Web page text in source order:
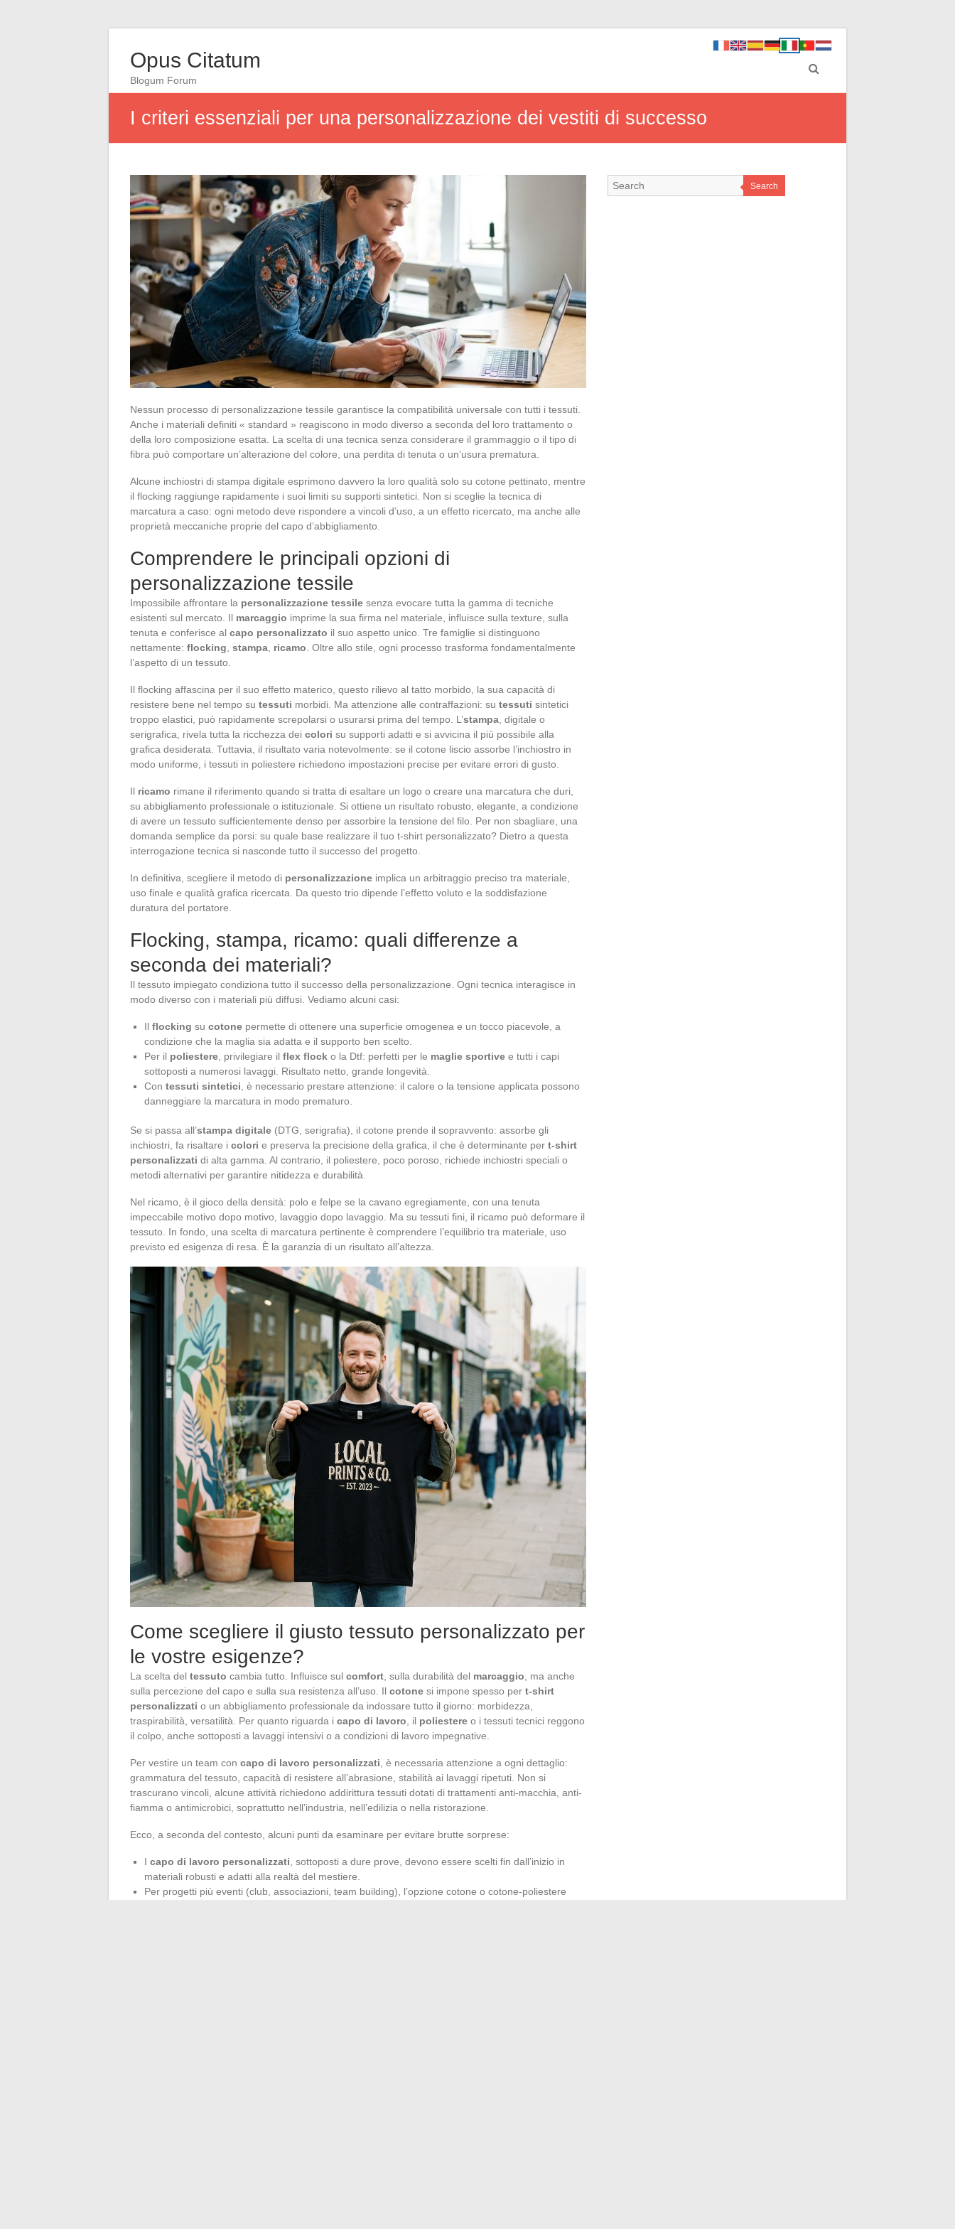
Opus Citatum
Blogum Forum
I criteri essenziali per una personalizzazione dei vestiti di successo
Nessun processo di personalizzazione tessile garantisce la compatibilità universale con tutti i tessuti.
Anche i materiali definiti « standard » reagiscono in modo diverso a seconda del loro trattamento o
della loro composizione esatta. La scelta di una tecnica senza considerare il grammaggio o il tipo di
fibra può comportare un’alterazione del colore, una perdita di tenuta o un’usura prematura.
Alcune inchiostri di stampa digitale esprimono davvero la loro qualità solo su cotone pettinato, mentre
il flocking raggiunge rapidamente i suoi limiti su supporti sintetici. Non si sceglie la tecnica di
marcatura a caso: ogni metodo deve rispondere a vincoli d’uso, a un effetto ricercato, ma anche alle
proprietà meccaniche proprie del capo d’abbigliamento.
Comprendere le principali opzioni di
personalizzazione tessile
Impossibile affrontare la personalizzazione tessile senza evocare tutta la gamma di tecniche
esistenti sul mercato. Il marcaggio imprime la sua firma nel materiale, influisce sulla texture, sulla
tenuta e conferisce al capo personalizzato il suo aspetto unico. Tre famiglie si distinguono
nettamente: flocking stampa ricamo . Oltre allo stile, ogni processo trasforma fondamentalmente
l’aspetto di un tessuto.
Il flocking affascina per il suo effetto materico, questo rilievo al tatto morbido, la sua capacità di
resistere bene nel tempo su tessuti morbidi. Ma attenzione alle contraffazioni: su tessuti sintetici
troppo elastici, può rapidamente screpolarsi o usurarsi prima del tempo. L’stampa , digitale o
serigrafica, rivela tutta la ricchezza dei colori su supporti adatti e si avvicina il più possibile alla
grafica desiderata. Tuttavia, il risultato varia notevolmente: se il cotone liscio assorbe l’inchiostro in
modo uniforme, i tessuti in poliestere richiedono impostazioni precise per evitare errori di gusto.
Il ricamo rimane il riferimento quando si tratta di esaltare un logo o creare una marcatura che duri,
su abbigliamento professionale o istituzionale. Si ottiene un risultato robusto, elegante, a condizione
di avere un tessuto sufficientemente denso per assorbire la tensione del filo. Per non sbagliare, una
domanda semplice da porsi: su quale base realizzare il tuo t-shirt personalizzato? Dietro a questa
interrogazione tecnica si nasconde tutto il successo del progetto.
In definitiva, scegliere il metodo di personalizzazione implica un arbitraggio preciso tra materiale,
uso finale e qualità grafica ricercata. Da questo trio dipende l’effetto voluto e la soddisfazione
duratura del portatore.
Flocking, stampa, ricamo: quali differenze a
seconda dei materiali?
Il tessuto impiegato condiziona tutto il successo della personalizzazione. Ogni tecnica interagisce in
modo diverso con i materiali più diffusi. Vediamo alcuni casi:
Il flocking su cotone permette di ottenere una superficie omogenea e un tocco piacevole, a
condizione che la maglia sia adatta e il supporto ben scelto.
Per il poliestere , privilegiare il flex flock o la Dtf: perfetti per le maglie sportive e tutti i capi
sottoposti a numerosi lavaggi. Risultato netto, grande longevità.
Con tessuti sintetici , è necessario prestare attenzione: il calore o la tensione applicata possono
danneggiare la marcatura in modo prematuro.
Se si passa all’stampa digitale (DTG, serigrafia), il cotone prende il sopravvento: assorbe gli
inchiostri, fa risaltare i colori e preserva la precisione della grafica, il che è determinante per t-shirt
personalizzati di alta gamma. Al contrario, il poliestere, poco poroso, richiede inchiostri speciali o
metodi alternativi per garantire nitidezza e durabilità.
Nel ricamo, è il gioco della densità: polo e felpe se la cavano egregiamente, con una tenuta
impeccabile motivo dopo motivo, lavaggio dopo lavaggio. Ma su tessuti fini, il ricamo può deformare il
tessuto. In fondo, una scelta di marcatura pertinente è comprendere l’equilibrio tra materiale, uso
previsto ed esigenza di resa. È la garanzia di un risultato all’altezza.
Come scegliere il giusto tessuto personalizzato per
le vostre esigenze?
La scelta del tessuto cambia tutto. Influisce sul comfort, sulla durabilità del marcaggio, ma anche
sulla percezione del capo e sulla sua resistenza all’uso. Il cotone si impone spesso per t-shirt
personalizzati o un abbigliamento professionale da indossare tutto il giorno: morbidezza,
traspirabilità, versatilità. Per quanto riguarda i capo di lavoro, il poliestere o i tessuti tecnici reggono
il colpo, anche sottoposti a lavaggi intensivi o a condizioni di lavoro impegnative.
Per vestire un team con capo di lavoro personalizzati, è necessaria attenzione a ogni dettaglio:
grammatura del tessuto, capacità di resistere all’abrasione, stabilità ai lavaggi ripetuti. Non si
trascurano vincoli, alcune attività richiedono addirittura tessuti dotati di trattamenti anti-macchia, anti-
fiamma o antimicrobici, soprattutto nell’industria, nell’edilizia o nella ristorazione.
Ecco, a seconda del contesto, alcuni punti da esaminare per evitare brutte sorprese:
I capo di lavoro personalizzati, sottoposti a dure prove, devono essere scelti fin dall’inizio in
materiali robusti e adatti alla realtà del mestiere.
Per progetti più eventi (club, associazioni, team building), l’opzione cotone o cotone-poliestere
Search